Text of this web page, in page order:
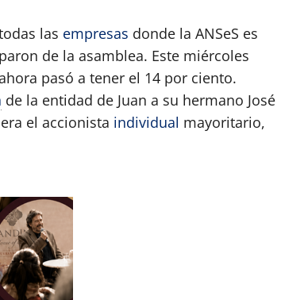
las empresas donde la ANSeS es
de la asamblea. Este miércoles
pasó a tener el 14 por ciento.
de la entidad de Juan a su hermano José
el accionista individual mayoritario,